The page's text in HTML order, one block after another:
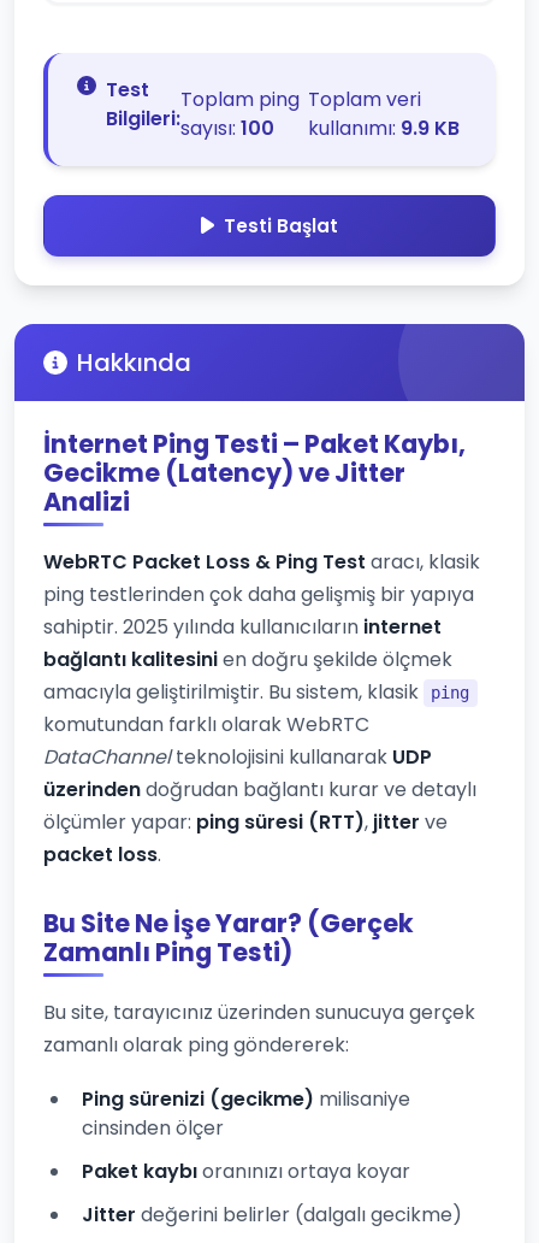
Test
Bilgileri:
Toplam ping
sayısı: 100
Toplam veri
kullanımı: 9.9 KB
Testi Başlat
Hakkında
İnternet Ping Testi – Paket Kaybı,
Gecikme (Latency) ve Jitter
Analizi
WebRTC Packet Loss & Ping Test aracı, klasik
ping testlerinden çok daha gelişmiş bir yapıya
sahiptir. 2025 yılında kullanıcıların internet
bağlantı kalitesinien doğru şekilde ölçmek
amacıyla geliştirilmiştir. Bu sistem, klasik
ping
komutundan farklı olarak WebRTC
DataChannelteknolojisini kullanarak UDP
üzerindendoğrudan bağlantı kurar ve detaylı
ölçümler yapar: ping süresi (RTT), jitter ve
packet loss.
Bu Site Ne İşe Yarar? (Gerçek
Zamanlı Ping Testi)
Bu site, tarayıcınız üzerinden sunucuya gerçek
zamanlı olarak ping göndererek:
Ping sürenizi (gecikme) milisaniye
cinsinden ölçer
Paket kaybıoranınızı ortaya koyar
Jitter değerini belirler (dalgalı gecikme)